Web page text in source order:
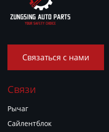
Связаться с нами
Связи
Рычаг
Сайлентблок